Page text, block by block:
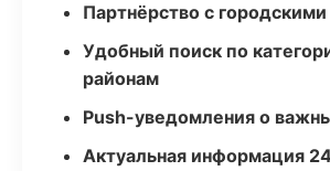
Партнёрство с
Удобный поиск по
районам
Push-уведомления о
Актуальная информация